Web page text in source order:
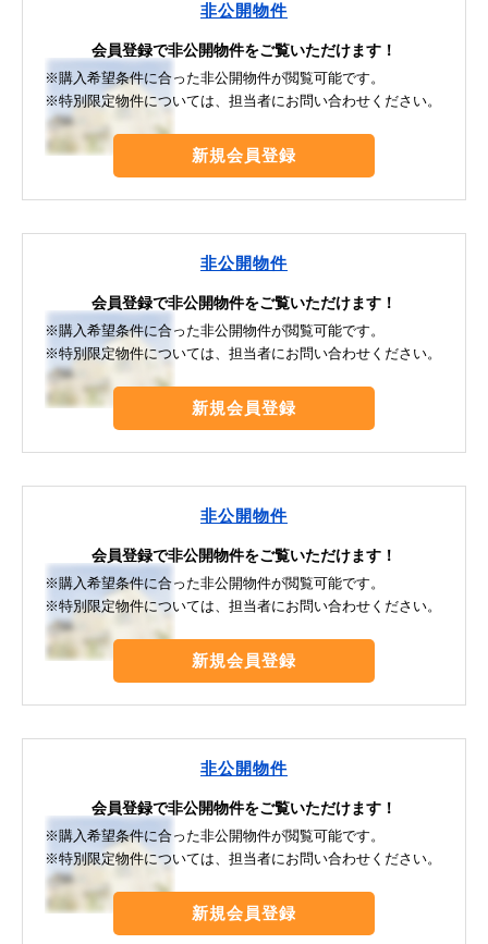
非公開物件
会員登録で非公開物件をご覧いただけます！
※購入希望条件に合った非公開物件が閲覧可能です。
※特別限定物件については、担当者にお問い合わせください。
新規会員登録
非公開物件
会員登録で非公開物件をご覧いただけます！
※購入希望条件に合った非公開物件が閲覧可能です。
※特別限定物件については、担当者にお問い合わせください。
新規会員登録
非公開物件
会員登録で非公開物件をご覧いただけます！
※購入希望条件に合った非公開物件が閲覧可能です。
※特別限定物件については、担当者にお問い合わせください。
新規会員登録
非公開物件
会員登録で非公開物件をご覧いただけます！
※購入希望条件に合った非公開物件が閲覧可能です。
※特別限定物件については、担当者にお問い合わせください。
新規会員登録